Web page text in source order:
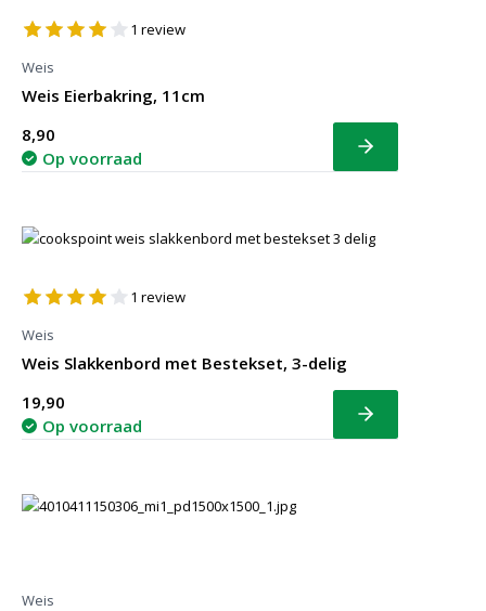
1 review
Weis
Weis Eierbakring, 11cm
8,90
Op voorraad
Bekijk
1 review
Weis
Weis Slakkenbord met Bestekset, 3-delig
19,90
Op voorraad
Bekijk
Weis